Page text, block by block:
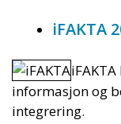
iFAKTA
informasjon og
integrering.